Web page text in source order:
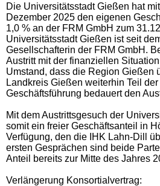
Die Universitätsstadt Gießen hat
Dezember 2025 den eigenen
1,0 % an der FRM GmbH zum
Universitätsstadt Gießen ist seit
Gesellschafterin der FRM GmbH.
Austritt mit der finanziellen
Umstand, dass die Region Gießen
Landkreis Gießen weiterhin Teil
Geschäftsführung bedauert den
Mit dem Austrittsgesuch der
somit ein freier Geschäftsanteil in
Verfügung, den die IHK Lahn-Dill
ersten Gesprächen sind beide
Anteil bereits zur Mitte des Jahres
Verlängerung Konsortialvertrag: